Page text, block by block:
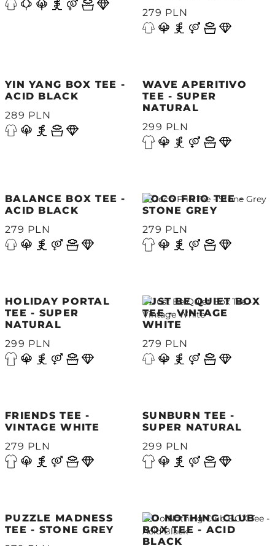
279 PLN
YIN YANG BOX TEE -
ACID BLACK
289 PLN
WAVE APERITIVO
TEE - SUPER
NATURAL
299 PLN
BALANCE BOX TEE -
ACID BLACK
279 PLN
COCO FRIO TEE -
STONE GREY
279 PLN
HOLIDAY PORTAL
TEE - SUPER
NATURAL
299 PLN
JUST BE QUIET BOX
TEE - VINTAGE
WHITE
279 PLN
FRIENDS TEE -
VINTAGE WHITE
279 PLN
SUNBURN TEE -
SUPER NATURAL
299 PLN
PUZZLE MADNESS
TEE - STONE GREY
DO NOTHING CLUB
BOX TEE - ACID
BLACK